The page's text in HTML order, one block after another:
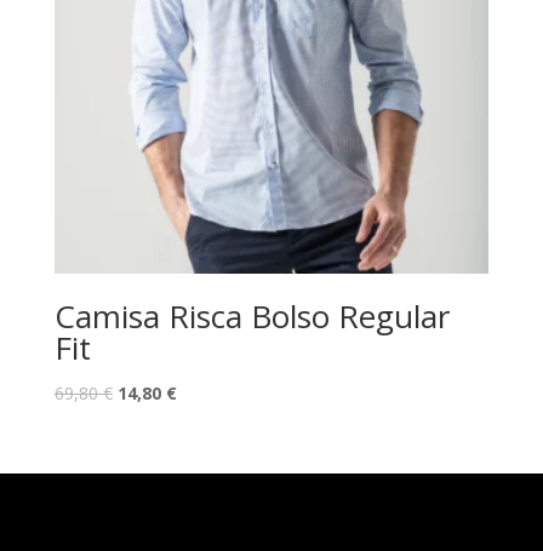
Camisa Risca Bolso Regular
Fit
69,80€ O
era:
14,80 €O
é: